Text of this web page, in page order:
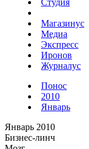
Студия
Магазинус
Медиа
Экспресс
Иронов
Журналус
Понос
2010
Январь
Январь 2010
Бизнес-линч